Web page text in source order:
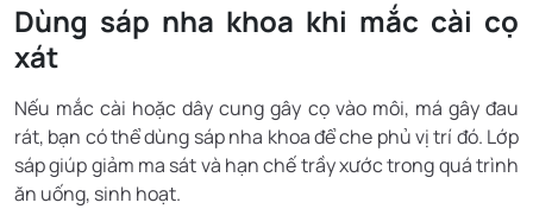
Dùng sáp nha khoa khi mắc cài cọ
xát
Nếu mắc cài hoặc dây cung gây cọ vào môi, má gây đau
rát, bạn có thể dùng sáp nha khoa để che phủ vị trí đó. Lớp
sáp giúp giảm ma sát và hạn chế trầy xước trong quá trình
ăn uống, sinh hoạt.